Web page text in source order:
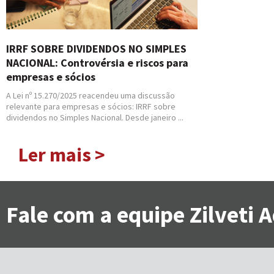
IRRF SOBRE DIVIDENDOS NO SIMPLES
NACIONAL: Controvérsia e riscos para
empresas e sócios
A Lei nº 15.270/2025 reacendeu uma discussão
relevante para empresas e sócios: IRRF sobre
dividendos no Simples Nacional. Desde janeiro ...
Ler mais >
Fale com a equipe Zilveti